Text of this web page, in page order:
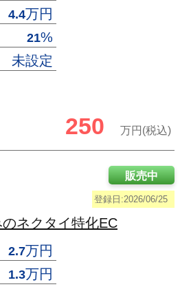
4.4万円
21%
未設定
250 万円(税込)
登録日:2026/06/25
販売中
ネクタイ特化EC
2.7万円
1.3万円